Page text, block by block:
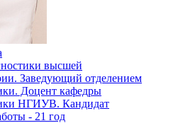
высшей
Заведующий отделением
Доцент кафедры
НГИУВ. Кандидат
- 21 год